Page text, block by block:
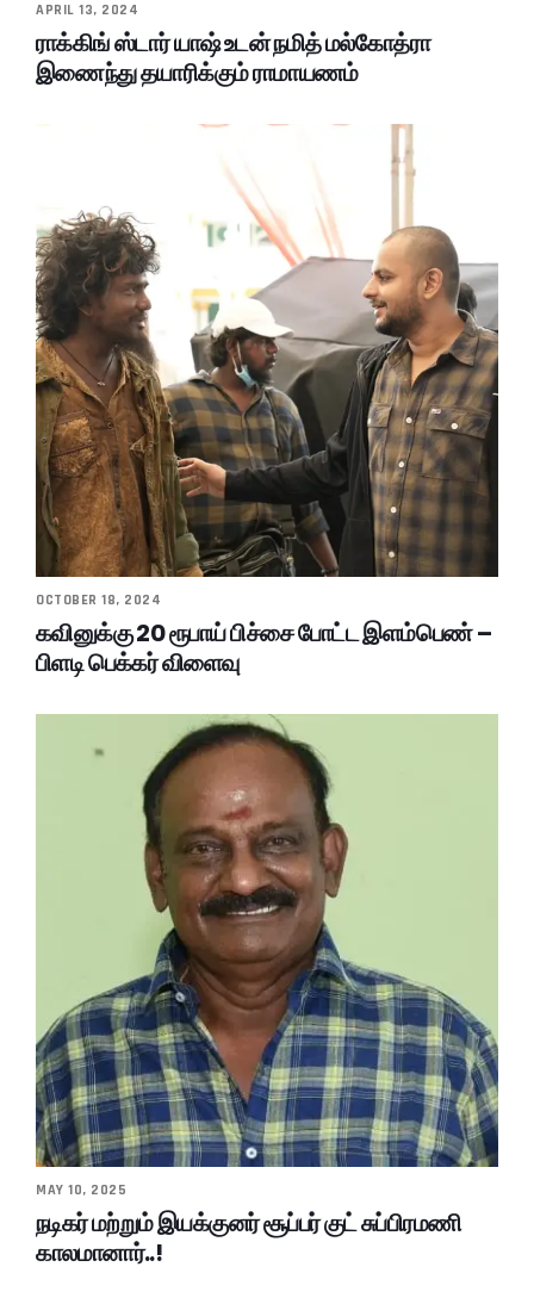
APRIL 13, 2024
ராக்கிங் ஸ்டார் யாஷ் உடன் நமித் மல்கோத்ரா
இணைந்து தயாரிக்கும் ராமாயணம்
OCTOBER 18, 2024
கவினுக்கு 20 ரூபாய் பிச்சை போட்ட இளம்பெண் –
பிளடி பெக்கர் விளைவு
MAY 10, 2025
நடிகர் மற்றும் இயக்குனர் சூப்பர் குட் சுப்பிரமணி
காலமானார்..!